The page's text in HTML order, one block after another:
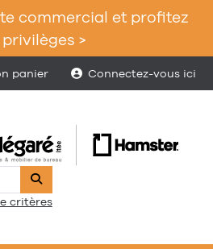
commercial et profitez
>
panier Connectez-vous ici
Rechercher
critères